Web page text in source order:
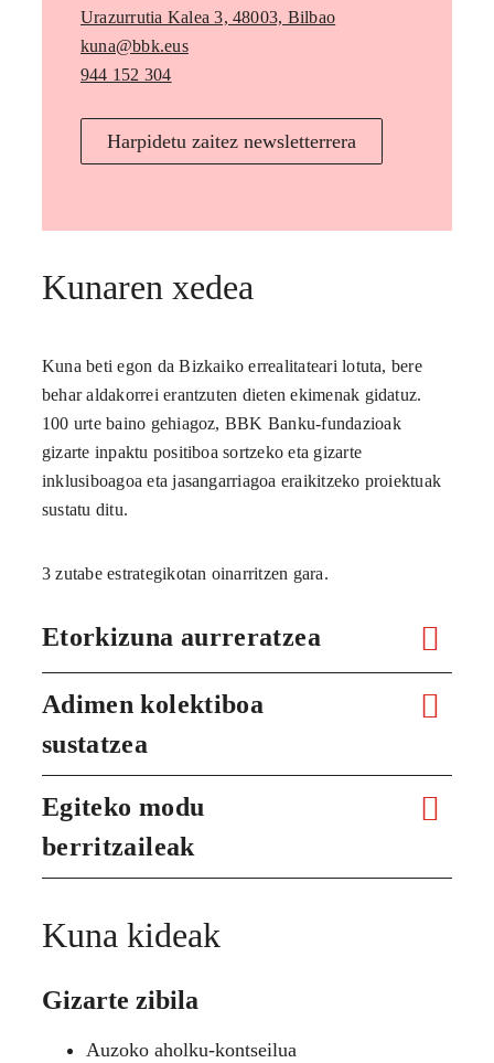
Urazurrutia Kalea 3, 48003, Bilbao
kuna@bbk.eus
944 152 304
Harpidetu zaitez newsletterrera
Kunaren xedea
Kuna beti egon da Bizkaiko errealitateari lotuta, bere
behar aldakorrei erantzuten dieten ekimenak gidatuz.
100 urte baino gehiagoz, BBK Banku-fundazioak
gizarte inpaktu positiboa sortzeko eta gizarte
inklusiboagoa eta jasangarriagoa eraikitzeko proiektuak
sustatu ditu.
3 zutabe estrategikotan oinarritzen gara.
Etorkizuna aurreratzea
Adimen kolektiboa
sustatzea
Egiteko modu
berritzaileak
Kuna kideak
Gizarte zibila
Auzoko aholku-kontseilua